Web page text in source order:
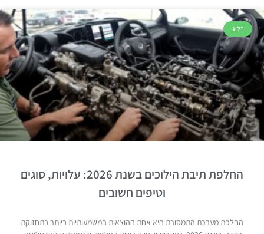
בלוג
החלפת תיבת הילוכים בשנת 2026: עלויות, סוגים
וטיפים חשובים
החלפת מערכת התמסורת היא אחת ההוצאות המשמעותיות ביותר בתחזוקת